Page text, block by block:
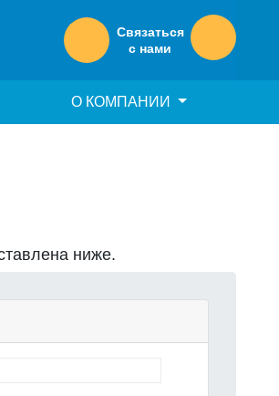
Связаться
с нами
О КОМПАНИИ
ниже.